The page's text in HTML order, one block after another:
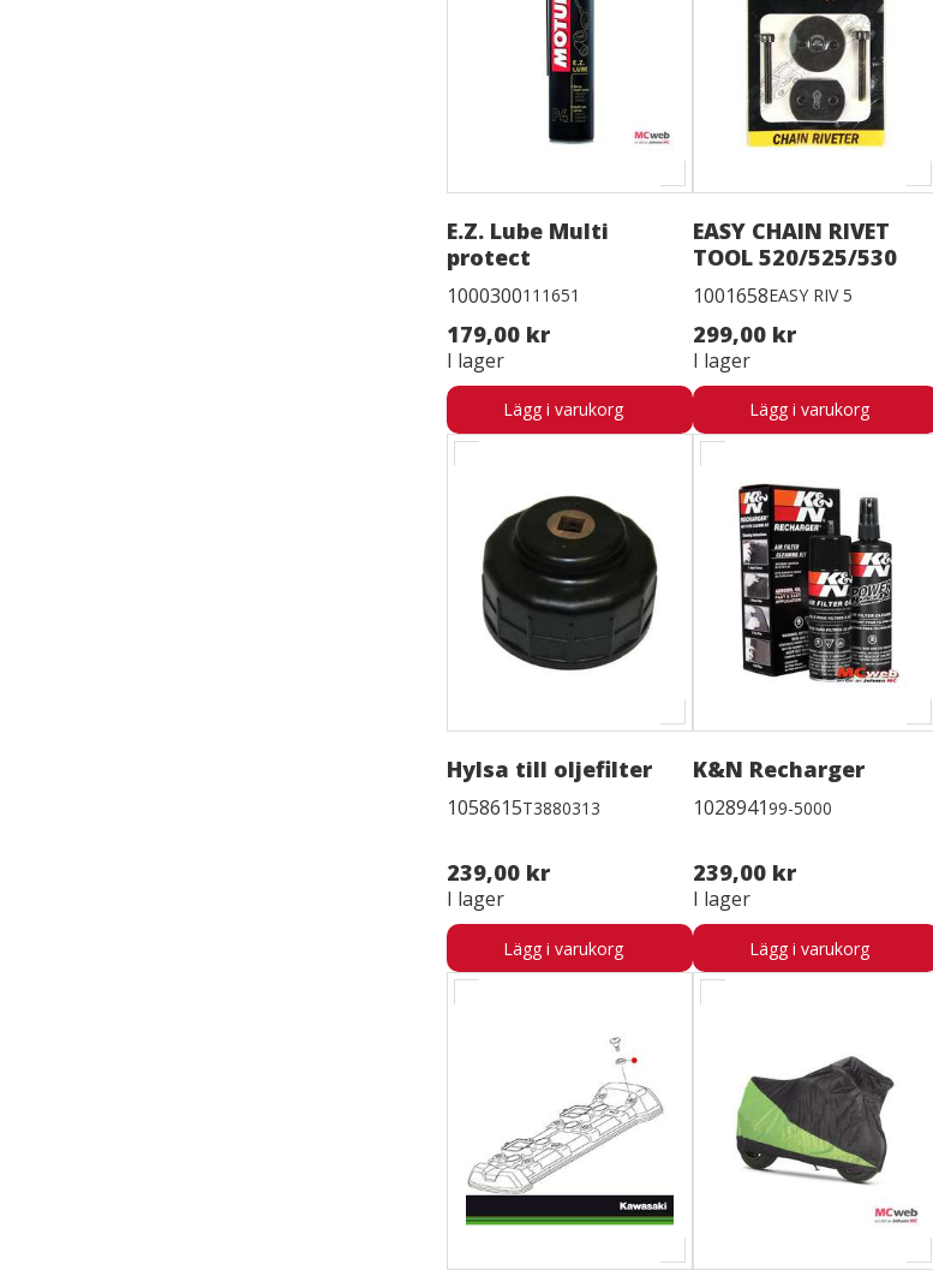
E.Z. Lube Multi
protect
1000300111651
179,00 kr
I lager
Lägg i varukorg
EASY CHAIN RIVET
TOOL 520/525/530
1001658EASY RIV 5
299,00 kr
I lager
Lägg i varukorg
Hylsa till oljefilter
1058615T3880313
239,00 kr
I lager
Lägg i varukorg
K&N Recharger
102894199-5000
239,00 kr
I lager
Lägg i varukorg